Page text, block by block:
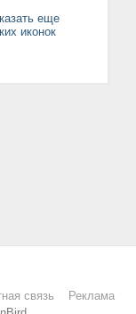
еще
иконок
связь
Реклама